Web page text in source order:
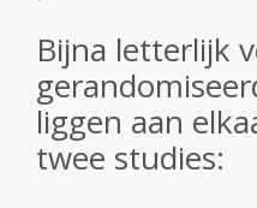
Bijna letterlijk
liggen aan
twee studies: